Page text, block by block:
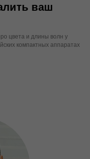
ваш
цвета и длины волн у
компактных аппаратах